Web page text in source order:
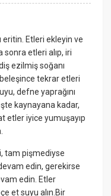
eritin. Etleri ekleyin ve
sonra etleri alıp, iri
ezilmiş soğanı
tekrar etleri
defne yaprağını
kaynayana kadar,
etler iyice yumuşayıp
tam pişmediyse
edin, gerekirse
edin. Etler
et suyu alın.Bir